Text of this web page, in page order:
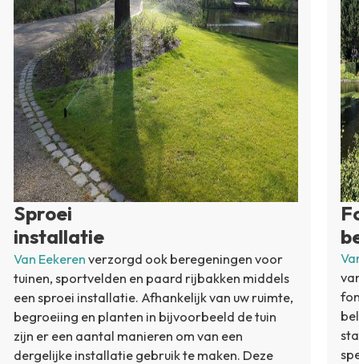
Sproei
installatie
Van Eekeren verzorgd ook beregeningen voor
tuinen, sportvelden en paard rijbakken middels
een sproei installatie. Afhankelijk van uw ruimte,
begroeiing en planten in bijvoorbeeld de tuin
zijn er een aantal manieren om van een
dergelijke installatie gebruik te maken. Deze